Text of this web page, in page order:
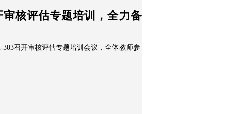
核评估专题培训，全力备
召开审核评估专题培训会议，全体教师参